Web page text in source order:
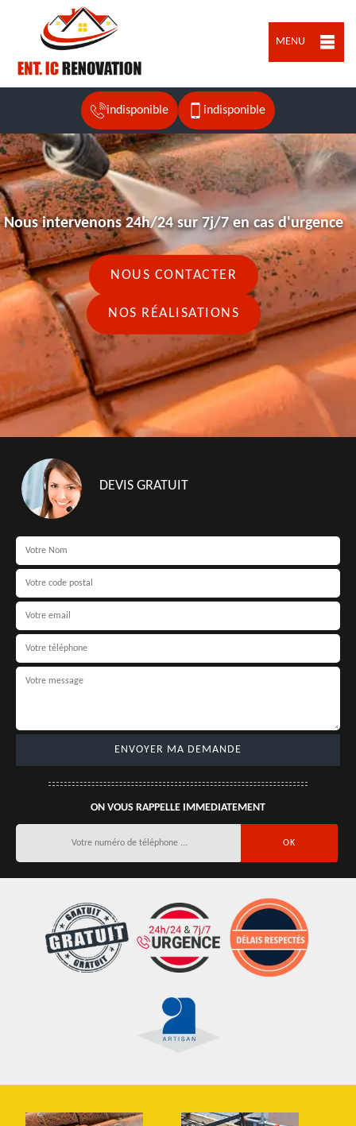
MENU
indisponible indisponible
Nous intervenons 24h/24 sur 7j/7 en cas d'urgence
NOUS CONTACTER
NOS RÉALISATIONS
DEVIS GRATUIT
ON VOUS RAPPELLE IMMEDIATEMENT